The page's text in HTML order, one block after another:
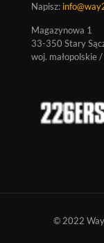
Napisz:
Magazynowa 1
33-350 Stary
woj. małopolskie
© 2022